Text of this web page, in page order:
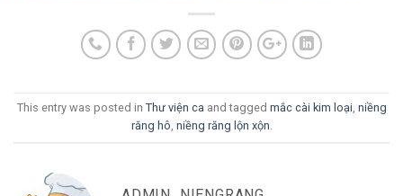
This entry was posted in Thư viện ca and tagged mắc cài kim loại, niềng
răng hô, niềng răng lộn xộn.